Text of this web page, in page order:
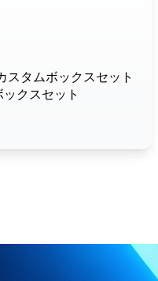
スタムボックスセット
クスセット